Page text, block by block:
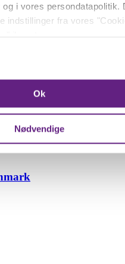
og i vores
indstillinger fra vores
om din placering, der
på en scanning af
oplysninger om din
Ok
Nødvendige